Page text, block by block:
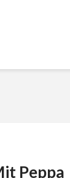
Peppa